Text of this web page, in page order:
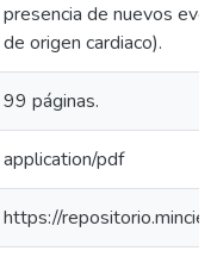
presencia de nuevos
de origen cardiaco).
99 páginas.
application/pdf
https://